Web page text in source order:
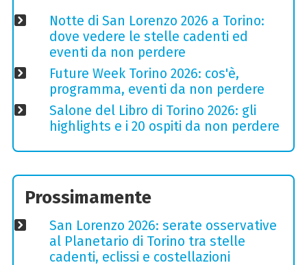
Notte di San Lorenzo 2026 a Torino:
dove vedere le stelle cadenti ed
eventi da non perdere
Future Week Torino 2026: cos'è,
programma, eventi da non perdere
Salone del Libro di Torino 2026: gli
highlights e i 20 ospiti da non perdere
Prossimamente
San Lorenzo 2026: serate osservative
al Planetario di Torino tra stelle
cadenti, eclissi e costellazioni